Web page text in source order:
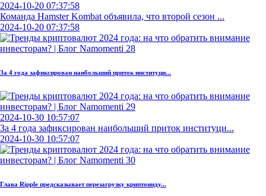
2024-10-20 07:37:58
Команда Hamster Kombat объявила, что второй сезон ...
2024-10-20 07:37:58
За 4 года зафиксирован наибольший приток институци...
2024-10-30 10:57:07
За 4 года зафиксирован наибольший приток институци...
2024-10-30 10:57:07
Глава Ripple предсказывает перезагрузку криптоинду...